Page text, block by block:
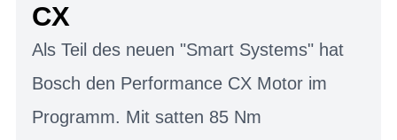
CX
Als Teil des neuen "Smart Systems" hat
Bosch den Performance CX Motor im
Programm. Mit satten 85 Nm